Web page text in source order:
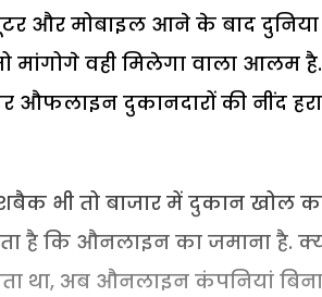
और मोबाइल आने के बाद दुनिया
वही मिलेगा वाला आलम है.
दुकानदारों की नींद
भी तो बाजार में दुकान खोल
है कि औनलाइन का जमाना है.
था, अब औनलाइन कंपनियां बिना